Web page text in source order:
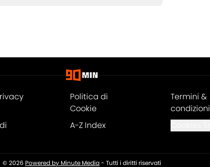
Politica di
Cookie
Termini &
condizioni
A-Z Index
© 2026 Powered by Minute Media- Tutti i diritti riservati